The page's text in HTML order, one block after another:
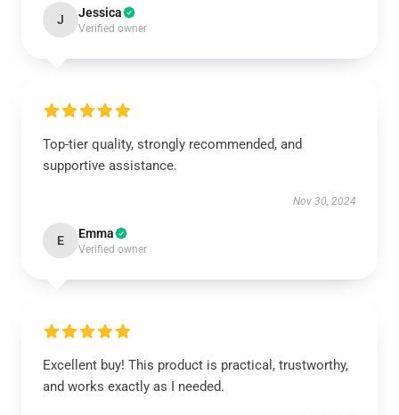
J Jessica
Verified owner
Top-tier quality, strongly recommended, and
supportive assistance.
Nov 30, 2024
E Emma
Verified owner
Excellent buy! This product is practical, trustworthy,
and works exactly as I needed.